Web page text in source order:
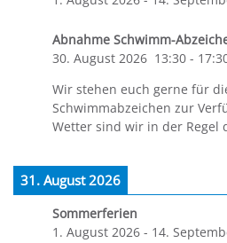
Abnahme Schwimm-
30. August 2026 13:30 -
Wir stehen euch gerne für
Schwimmabzeichen zur
Wetter sind wir in der Regel
31. August 2026
Sommerferien
1. August 2026 - 14.